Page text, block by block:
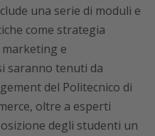
una serie di moduli e
come strategia
e
saranno tenuti da
del Politecnico di
oltre a esperti
degli studenti un